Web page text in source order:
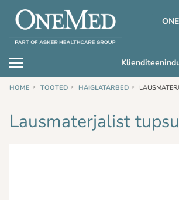
HOME TOOTED HAIGLATARBED
Lausmaterjalist